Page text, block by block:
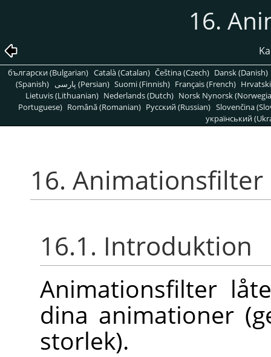
16.
български (Bulgarian) Català (Catalan) Čeština (Czech) Dansk (Danish)
(Spanish)
پارسی (Persian) Suomi (Finnish) Français (French)
Lietuvis (Lithuanian) Nederlands (Dutch) Norsk Nynorsk
Portuguese) Română (Romanian) Pусский (Russian) Slovenčina
український
16. Animationsfilter
16.1. Introduktion
Animationsfilter
dina animationer
storlek).